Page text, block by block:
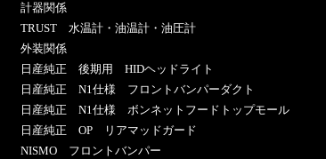
計器関係
TRUST 水温計・油温計・油圧計
外装関係
日産純正 後期用 HIDヘッドライト
日産純正 N1仕様 フロントバンパーダクト
日産純正 N1仕様 ボンネットフードトップモール
日産純正 OP リアマッドガード
NISMO フロントバンパー